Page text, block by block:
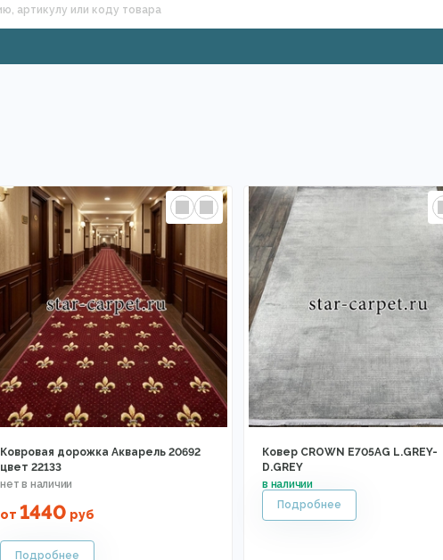
Ковровая дорожка Акварель 20692
цвет 22133
от 1440 руб
Ковер CROWN E705AG L.GREY-
D.GREY